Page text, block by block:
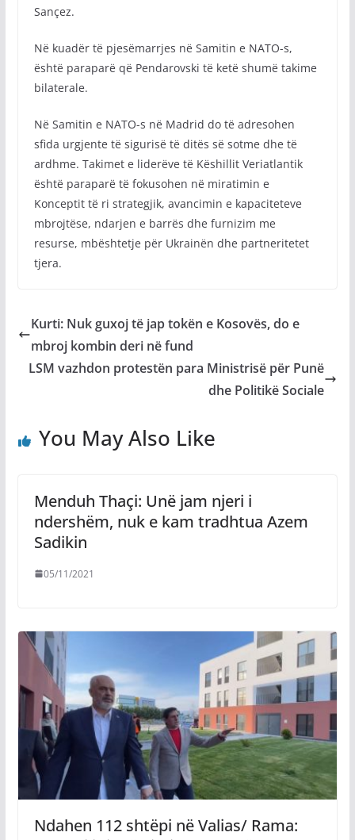
Sançez.
Në kuadër të pjesëmarrjes në Samitin e NATO-s,
është paraparë që Pendarovski të ketë shumë takime
bilaterale.
Në Samitin e NATO-s në Madrid do të adresohen
sfida urgjente të sigurisë të ditës së sotme dhe të
ardhme. Takimet e liderëve të Këshillit Veriatlantik
është paraparë të fokusohen në miratimin e
Konceptit të ri strategjik, avancimin e kapaciteteve
mbrojtëse, ndarjen e barrës dhe furnizim me
resurse, mbështetje për Ukrainën dhe partneritetet
tjera.
Kurti: Nuk guxoj të jap tokën e Kosovës, do e
mbroj kombin deri në fund
LSM vazhdon protestën para Ministrisë për Punë
dhe Politikë Sociale
You May Also Like
Menduh Thaçi: Unë jam njeri i
ndershëm, nuk e kam tradhtua Azem
Sadikin
05/11/2021
Ndahen 112 shtëpi në Valias/ Rama: